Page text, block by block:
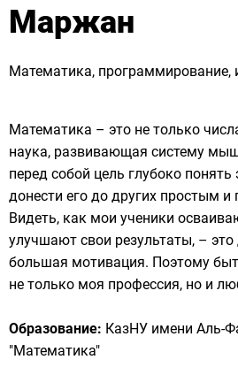
Регистрация преподавателя
Маржан
Математика, программирование,
Математика – это не только
наука, развивающая систему
перед собой цель глубоко понять
донести его до других простым
Видеть, как мои ученики
улучшают свои результаты, –
большая мотивация. Поэтому
не только моя профессия, но и
Образование: КазНУ имени Аль-
"Математика"